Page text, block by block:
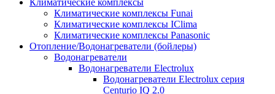
Климатические комплексы
Климатические комплексы Funai
Климатические комплексы IClima
Климатические комплексы Panasonic
Отопление/Водонагреватели (бойлеры)
Водонагреватели
Водонагреватели Electrolux
Водонагреватели Electrolux серия
Centurio IQ 2.0